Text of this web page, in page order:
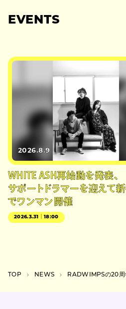
EVENTS
2026.8.9
WHITE ASH再始動を発表、
サポートドラマーを迎えて
でワンマン開催
2026.3.31｜18:00
TOP NEWS RADWIMPSの20周年トリビュート第10弾発表は